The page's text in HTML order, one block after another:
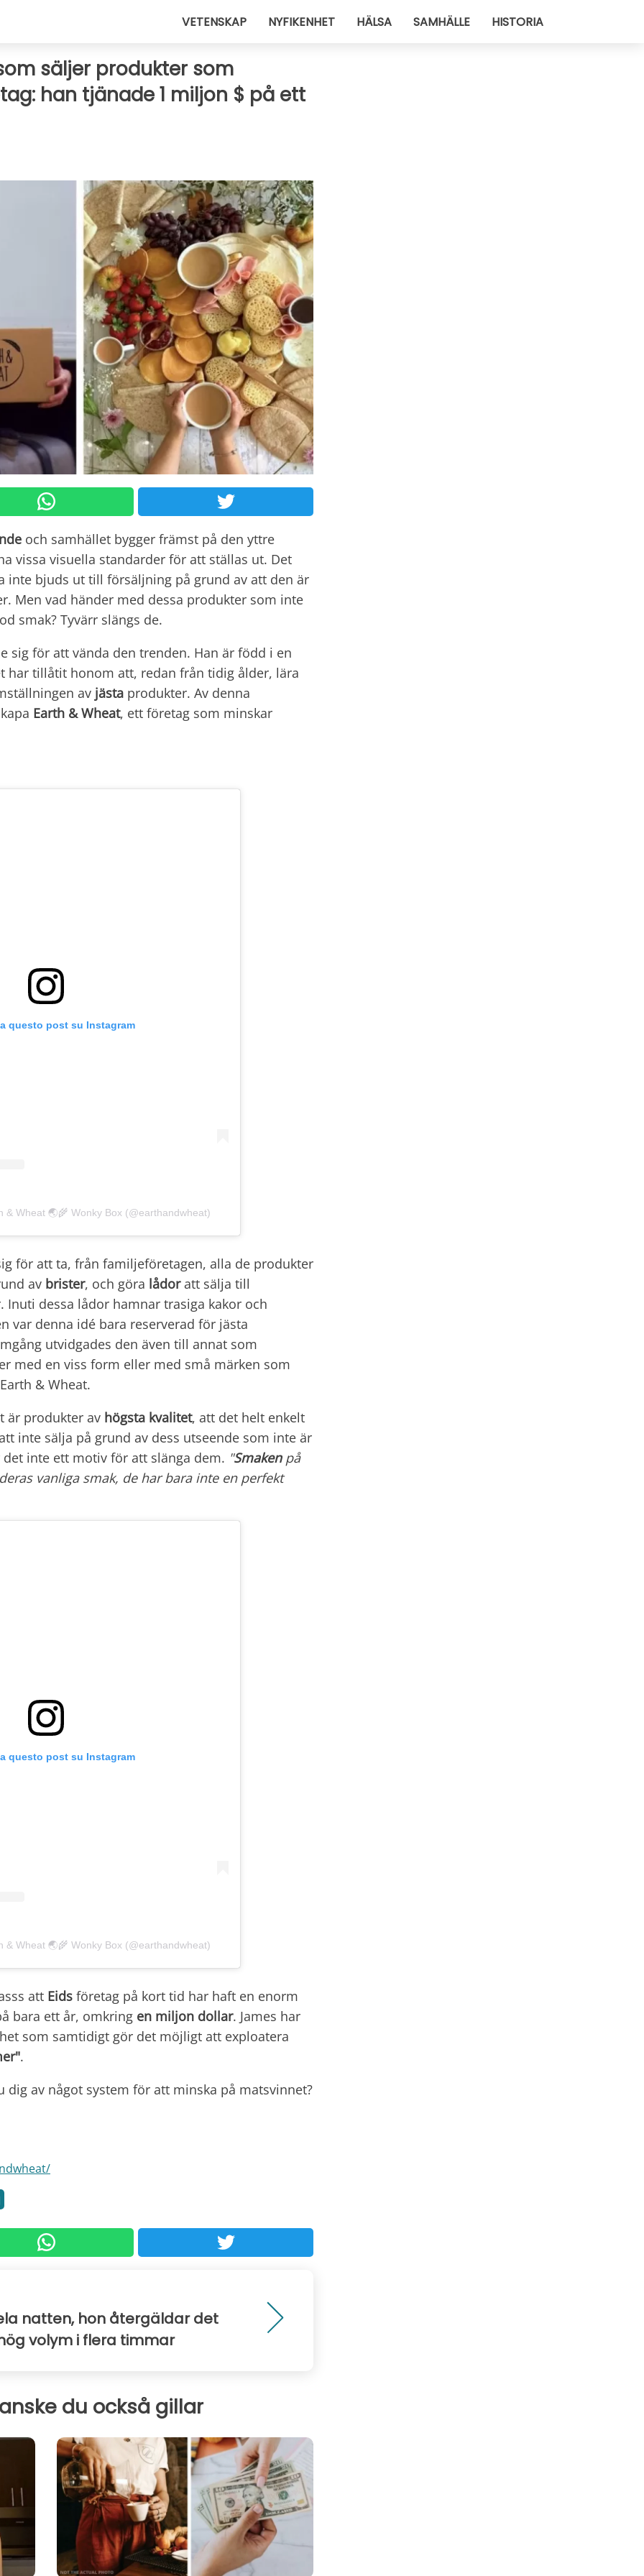
VETENSKAP NYFIKENHET HÄLSA SAMHÄLLE HISTORIA
säljer produkter som
han tjänade 1 miljon $ på ett
och samhället bygger främst på den yttre
vissa visuella standarder för att ställas ut. Det
inte bjuds ut till försäljning på grund av att den är
Men vad händer med dessa produkter som inte
smak? Tyvärr slängs de.
sig för att vända den trenden. Han är född i en
har tillåtit honom att, redan från tidig ålder, lära
av jästa produkter. Av denna
Earth & Wheat, ett företag som minskar
questo post su Instagram
& Wheat 🌏🌾 Wonky Box (@earthandwheat)
för att ta, från familjeföretagen, alla de produkter
av brister, och göra lådoratt sälja till
dessa lådor hamnar trasiga kakor och
var denna idé bara reserverad för jästa
utvidgades den även till annat som
med en viss form eller med små märken som
& Wheat.
är produkter av högsta kvalitet, att det helt enkelt
inte sälja på grund av dess utseende som inte är
inte ett motiv för att slänga dem. "Smakenpå
vanliga smak, de har bara inte en perfekt
questo post su Instagram
& Wheat 🌏🌾 Wonky Box (@earthandwheat)
att Eids företag på kort tid har haft en enorm
bara ett år, omkring en miljon dollar. James har
som samtidigt gör det möjligt att exploatera
.
dig av något system för att minska på matsvinnet?
natten, hon återgäldar det
volym i flera timmar
du också gillar